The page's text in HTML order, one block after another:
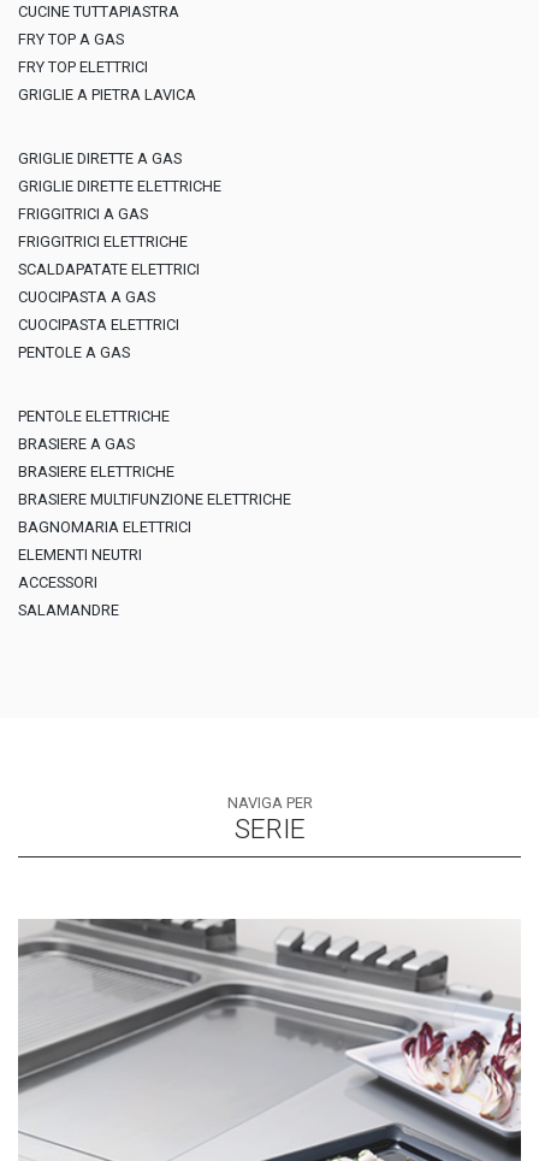
CUCINE TUTTAPIASTRA
FRY TOP A GAS
FRY TOP ELETTRICI
GRIGLIE A PIETRA LAVICA
GRIGLIE DIRETTE A GAS
GRIGLIE DIRETTE ELETTRICHE
FRIGGITRICI A GAS
FRIGGITRICI ELETTRICHE
SCALDAPATATE ELETTRICI
CUOCIPASTA A GAS
CUOCIPASTA ELETTRICI
PENTOLE A GAS
PENTOLE ELETTRICHE
BRASIERE A GAS
BRASIERE ELETTRICHE
BRASIERE MULTIFUNZIONE ELETTRICHE
BAGNOMARIA ELETTRICI
ELEMENTI NEUTRI
ACCESSORI
SALAMANDRE
NAVIGA PER
SERIE